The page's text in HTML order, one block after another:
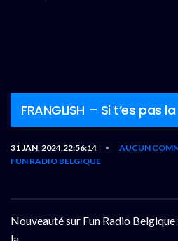
FRANGLISH – Si t’es pas la
31 JAN, 2024,22:56:14 • AUCUN
FUN RADIO BELGIQUE
Nouveauté sur Fun Radio